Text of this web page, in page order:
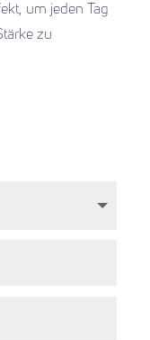
um jeden Tag
zu